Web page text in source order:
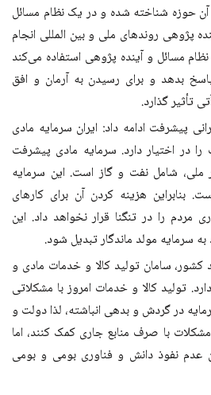
حوزه شناخته شده و در یک نظام مسائل
پژوهی روندهای ملی و بین المللی انجام
مسائل و آینده پژوهی استفاده می‌کند
بدهد و ‌برای رسیدن به آرمان و افق
تأثیر گذارد.
پیشرفت ادامه داد: ایران‌ سرمایه مادی
در اختیار دارد. سرمایه مادی پیشرفت
ملی، شامل نفت و گاز است. این سرمایه‌
بنابراین هزینه کردن آن برای کارهای
مردم را در تنگنا قرار نخواهد داد. این
سرمایه مولد ماندگار تبدیل شود.
سامان تولید کالا و خدمات مادی و
تولید کالا و خدمات امروز با مشکلاتی
در گردش و بدهی انباشته‌، لذا دولت و
با صرف منابع جاری کمک کنند، اما
عدم نفوذ دانش و فناوری بومی و بومی